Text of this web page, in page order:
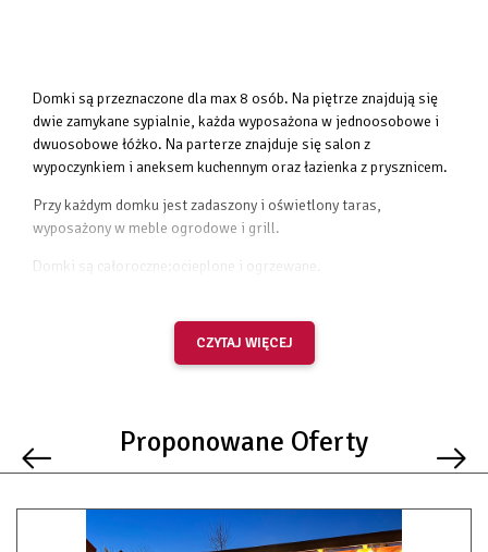
Domki są przeznaczone dla max 8 osób. Na piętrze znajdują się
dwie zamykane sypialnie, każda wyposażona w jednoosobowe i
dwuosobowe łóżko. Na parterze znajduje się salon z
wypoczynkiem i aneksem kuchennym oraz łazienka z prysznicem.
Przy każdym domku jest zadaszony i oświetlony taras,
wyposażony w meble ogrodowe i grill.
Domki są całoroczne;ocieplone i ogrzewane.
NA WYPOSAŻENIU DOMKU ZNAJDUJĄ SIĘ:
indukcyjna,czajnik,talerze,szklanki,kubki,zastawa
dziecięca plastikowa,pokale,kieliszki,lampki do
pościel
CZYTAJ WIĘCEJ
Proponowane Oferty